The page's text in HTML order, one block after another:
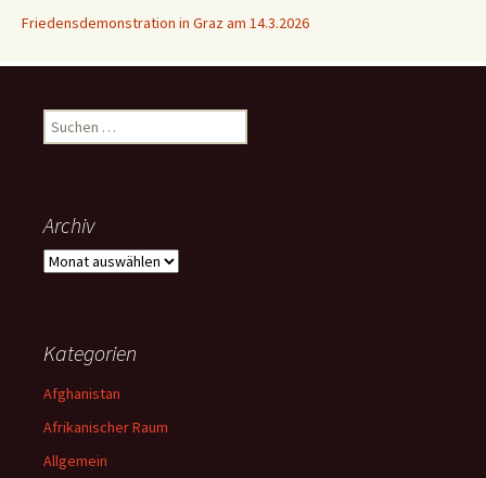
Friedensdemonstration in Graz am 14.3.2026
Suchen
nach:
Archiv
Archiv
Kategorien
Afghanistan
Afrikanischer Raum
Allgemein